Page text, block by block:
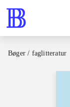
Bøger / faglitteratur